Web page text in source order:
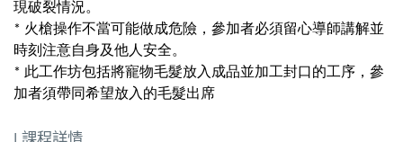
現破裂情況。
* 火槍操作不當可能做成危險，參加者必須留心導師講解並
時刻注意自身及他人安全。
* 此工作坊包括將寵物毛髮放入成品並加工封口的工序，參
加者須帶同希望放入的毛髮出席
| 課程詳情